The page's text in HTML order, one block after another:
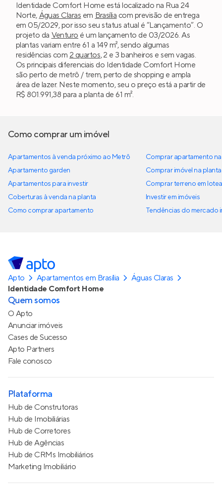
Identidade Comfort Home está localizado na Rua 24
Norte, Águas Claras em Brasília com previsão de entrega
em 05/2029, por isso seu status atual é “Lançamento”. O
projeto da Venturo é um lançamento de 03/2026. As
plantas variam entre 61 a 149 m², sendo algumas
residências com 2 quartos, 2 e 3 banheiros e sem vagas.
Os principais diferenciais do Identidade Comfort Home
são perto de metrô / trem, perto de shopping e ampla
área de lazer. Neste momento, seu o preço está a partir de
R$ 801.991,38 para a planta de 61 m².
Como comprar um imóvel
Apartamentos à venda próximo ao Metrô
Apartamento garden
Apartamentos para investir
Coberturas à venda na planta
Como comprar apartamento
Comprar apartamento
Comprar imóvel na planta
Comprar terreno em
Investir em imóveis
Tendências do mercado
Apto Apartamentos em Brasília
Águas Claras
Identidade Comfort Home
Quem somos
O Apto
Anunciar imóveis
Cases de Sucesso
Apto Partners
Fale conosco
Plataforma
Hub de Construtoras
Hub de Imobiliárias
Hub de Corretores
Hub de Agências
Hub de CRMs Imobiliários
Marketing Imobiliário